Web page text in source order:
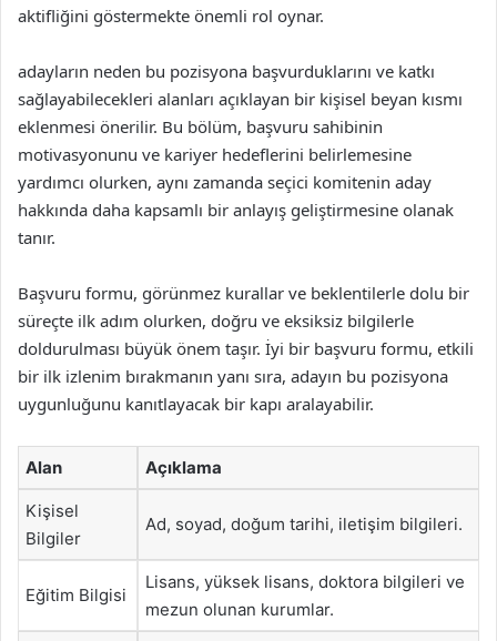
aktifliğini göstermekte önemli rol oynar.
adayların neden bu pozisyona başvurduklarını ve katkı
sağlayabilecekleri alanları açıklayan bir kişisel beyan kısmı
eklenmesi önerilir. Bu bölüm, başvuru sahibinin
motivasyonunu ve kariyer hedeflerini belirlemesine
yardımcı olurken, aynı zamanda seçici komitenin aday
hakkında daha kapsamlı bir anlayış geliştirmesine olanak
tanır.
Başvuru formu, görünmez kurallar ve beklentilerle dolu bir
süreçte ilk adım olurken, doğru ve eksiksiz bilgilerle
doldurulması büyük önem taşır. İyi bir başvuru formu, etkili
bir ilk izlenim bırakmanın yanı sıra, adayın bu pozisyona
uygunluğunu kanıtlayacak bir kapı aralayabilir.
Alan Açıklama
Kişisel
Bilgiler
Ad, soyad, doğum tarihi, iletişim bilgileri.
Eğitim Bilgisi
Lisans, yüksek lisans, doktora bilgileri ve
mezun olunan kurumlar.